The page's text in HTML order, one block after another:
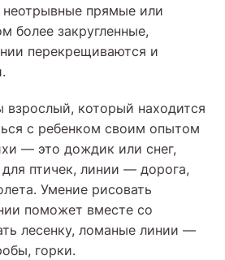
неотрывные прямые или
более закругленные,
перекрещиваются и
взрослый, который находится
с ребенком своим опытом
— это дождик или снег,
птичек, линии — дорога,
Умение рисовать
поможет вместе со
лесенку, ломаные линии —
горки.